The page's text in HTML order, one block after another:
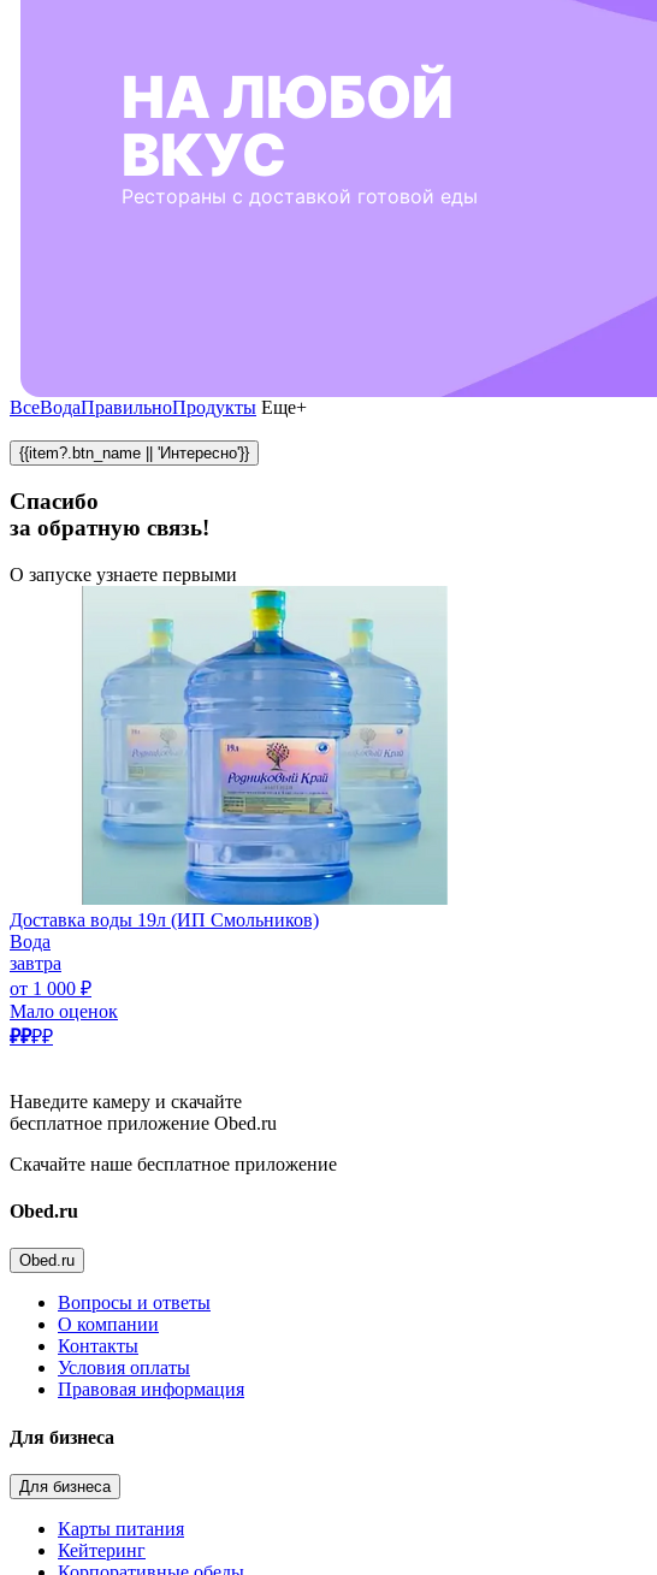
НА ЛЮБОЙ
ВКУС
Рестораны с доставкой готовой еды
ВсеВодаПравильноПродукты Еще+
{{item?.btn_name || 'Интересно'}}
Спасибо
за обратную связь!
О запуске узнаете первыми
Доставка воды 19л (ИП Смольников)
Вода
завтра
от 1 000 ₽
Мало оценок
₽₽₽₽
Наведите камеру и скачайте
бесплатное приложение Obed.ru
Скачайте наше бесплатное приложение
Obed.ru
Obed.ru
Вопросы и ответы
О компании
Контакты
Условия оплаты
Правовая информация
Для бизнеса
Для бизнеса
Карты питания
Кейтеринг